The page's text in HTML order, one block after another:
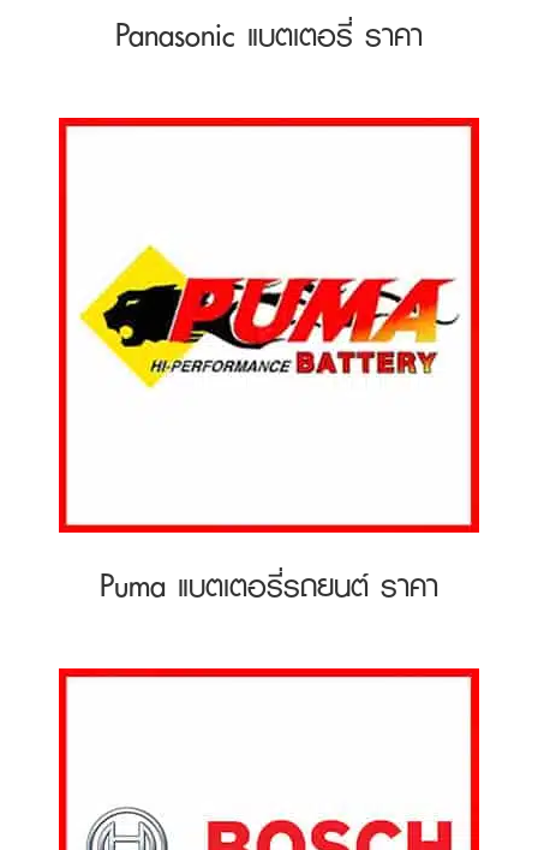
Panasonic แบตเตอรี่ ราคา
Puma แบตเตอรี่รถยนต์ ราคา